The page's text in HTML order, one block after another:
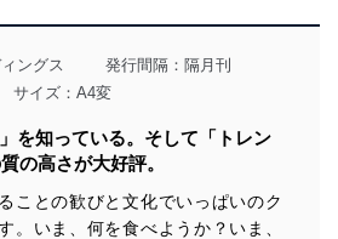
本人の同意を得たうえで利用目的の
で適法かつ公正な手段によって取
います。また、当社が保有している
得ずに目的外利用、第三者への提
、従業者等の教育を徹底してまいり
利用を行わないために、適切な管理
ングス
発行間隔：隔月刊
サイズ：A4変
を知っている。そして「トレン
の高さが大好評。
ことの歓びと文化でいっぱいのク
。いま、何を食べようか？いま、